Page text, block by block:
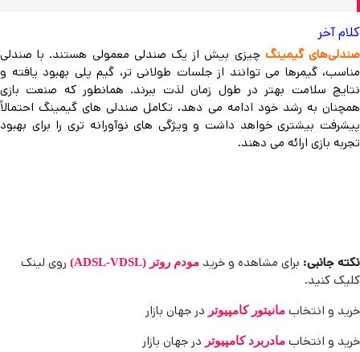
کلام آخر
صندلی‌های گیمینگ چیزی بیش از یک صندلی معمولی هستند. با صندلی
مناسب، گیمرها می توانند از جلسات طولانی تر، گیم پلی بهبود یافته و
نتایج سلامت بهتر در طول زمان لذت ببرند. همانطور که صنعت بازی
همچنان به رشد خود ادامه می دهد، تکامل صندلی های گیمینگ احتمالاً
پیشرفت بیشتری خواهد داشت و ویژگی های نوآورانه تری را برای بهبود
تجربه بازی ارائه می دهند.
نکته جانبی: برای مشاهده و خرید مودم روتر (ADSL-VDSL)
روی لینک
کلیک کنید.
خرید و انتخاب مانیتور کامپیوتر در جهان بازار
خرید و انتخاب مادربرد کامپیوتر در جهان بازار